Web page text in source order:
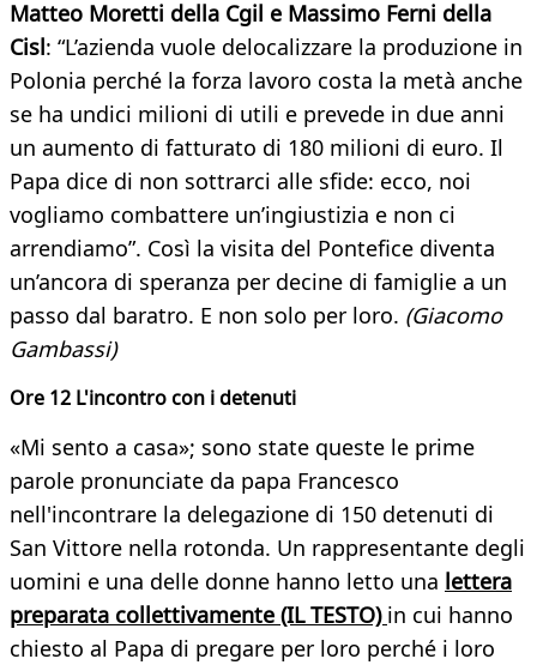
Matteo Moretti della Cgil e Massimo Ferni della
Cisl: “L’azienda vuole delocalizzare la produzione in
Polonia perché la forza lavoro costa la metà anche
se ha undici milioni di utili e prevede in due anni
un aumento di fatturato di 180 milioni di euro. Il
Papa dice di non sottrarci alle sfide: ecco, noi
vogliamo combattere un’ingiustizia e non ci
arrendiamo”. Così la visita del Pontefice diventa
un’ancora di speranza per decine di famiglie a un
passo dal baratro. E non solo per loro. (Giacomo
Gambassi)
Ore 12 L'incontro con i detenuti
«Mi sento a casa»; sono state queste le prime
parole pronunciate da papa Francesco
nell'incontrare la delegazione di 150 detenuti di
San Vittore nella rotonda. Un rappresentante degli
uomini e una delle donne hanno letto una lettera
preparata collettivamente (IL TESTO) in cui hanno
chiesto al Papa di pregare per loro perché i loro